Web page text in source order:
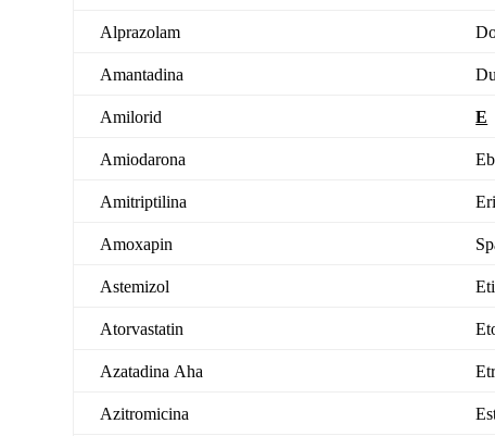
Alprazolam
Amantadina
Amilorid E
Amiodarona
Amitriptilina
Amoxapin
Astemizol
Atorvastatin
Azatadina Aha
Azitromicina